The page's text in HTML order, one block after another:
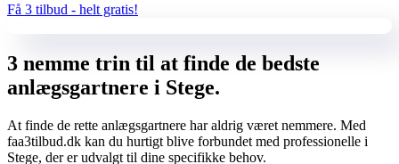
Få 3 tilbud - helt gratis!
3 nemme trin til at finde de bedste
anlægsgartnere i Stege.
At finde de rette anlægsgartnere har aldrig været nemmere. Med
faa3tilbud.dk kan du hurtigt blive forbundet med professionelle i
Stege, der er udvalgt til dine specifikke behov.